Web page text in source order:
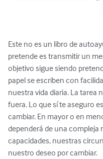
Este no es un libro de
pretende es transmitir un
objetivo sigue siendo
papel se escriben con
nuestra vida diaria. La tarea
fuera. Lo que sí te aseguro
cambiar. En mayor o en
dependerá de una compleja
capacidades, nuestras
nuestro deseo por cambiar.